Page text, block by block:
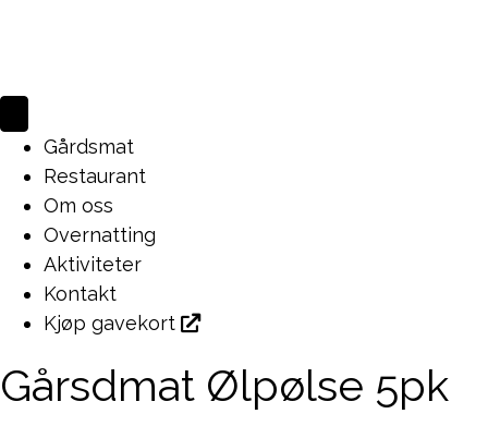
Gårdsmat
Restaurant
Om oss
Overnatting
Aktiviteter
Kontakt
Kjøp gavekort
Gårsdmat Ølpølse 5pk